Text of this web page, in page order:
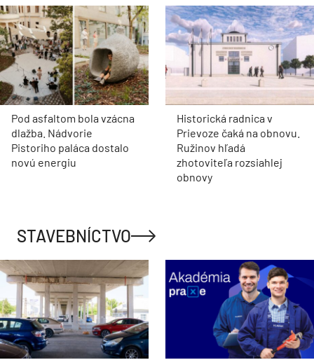
Pod asfaltom bola vzácna
dlažba. Nádvorie
Pistoriho paláca dostalo
novú energiu
Historická radnica v
Prievoze čaká na obnovu.
Ružinov hľadá
zhotoviteľa rozsiahlej
obnovy
STAVEBNÍCTVO